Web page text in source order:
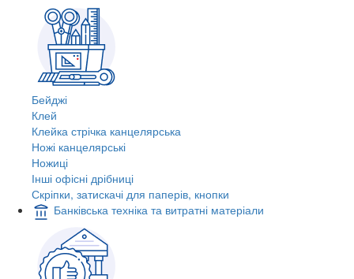
Бейджі
Клей
Клейка стрічка канцелярська
Ножі канцелярські
Ножиці
Інші офісні дрібниці
Скріпки, затискачі для паперів, кнопки
Банківська техніка та витратні матеріали